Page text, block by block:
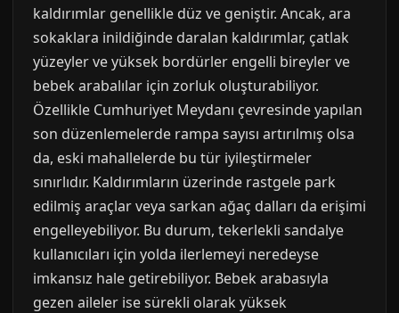
kaldırımlar genellikle düz ve geniştir. Ancak, ara
sokaklara inildiğinde daralan kaldırımlar, çatlak
yüzeyler ve yüksek bordürler engelli bireyler ve
bebek arabalılar için zorluk oluşturabiliyor.
Özellikle Cumhuriyet Meydanı çevresinde yapılan
son düzenlemelerde rampa sayısı artırılmış olsa
da, eski mahallelerde bu tür iyileştirmeler
sınırlıdır. Kaldırımların üzerinde rastgele park
edilmiş araçlar veya sarkan ağaç dalları da erişimi
engelleyebiliyor. Bu durum, tekerlekli sandalye
kullanıcıları için yolda ilerlemeyi neredeyse
imkansız hale getirebiliyor. Bebek arabasıyla
gezen aileler ise sürekli olarak yüksek